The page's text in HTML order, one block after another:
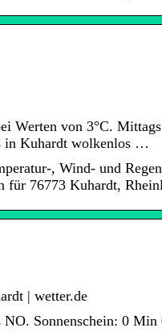
Werten von 3°C.
in Kuhardt wolkenlos …
, Wind- und
für 76773 Kuhardt,
| wetter.de
Sonnenschein: 0